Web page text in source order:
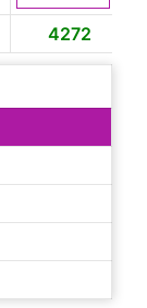
4272